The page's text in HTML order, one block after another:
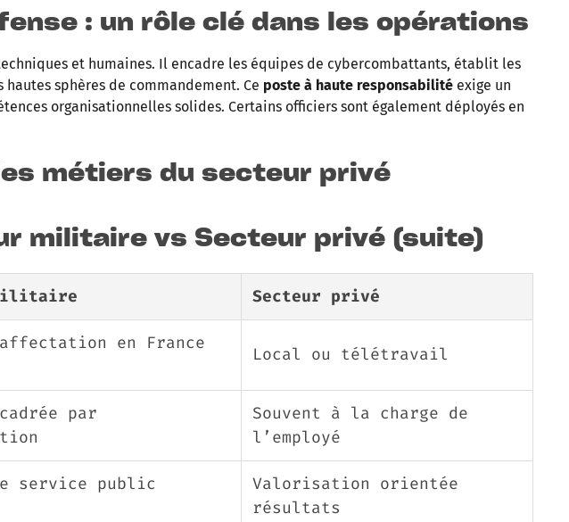
: un rôle clé dans les opérations
et humaines. Il encadre les équipes de cybercombattants, établit les
sphères de commandement. Ce poste à haute responsabilité exige un
organisationnelles solides. Certains officiers sont également déployés en
métiers du secteur privé
militaire vs Secteur privé (suite)
Secteur privé
en France
Local ou télétravail
par
Souvent à la charge de
l’employé
service public
Valorisation orientée
résultats